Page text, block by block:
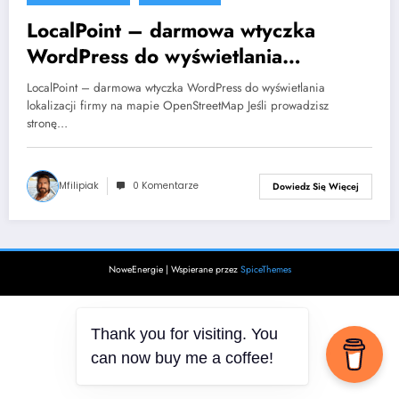
LocalPoint – darmowa wtyczka
WordPress do wyświetlania
lokalizacji na mapie
LocalPoint – darmowa wtyczka WordPress do wyświetlania
lokalizacji firmy na mapie OpenStreetMap Jeśli prowadzisz
stronę…
Mfilipiak 0 Komentarze Dowiedz Się Więcej
NoweEnergie | Wspierane przez SpiceThemes
Thank you for visiting. You
can now buy me a coffee!